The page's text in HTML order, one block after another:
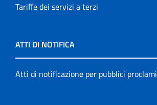
Tariffe dei servizi a terzi
ATTI DI NOTIFICA
Atti di notificazione per pubblici proclami